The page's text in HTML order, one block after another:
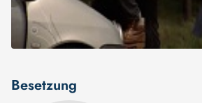
Besetzung